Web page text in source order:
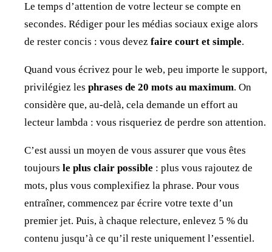
Le temps d’attention de votre lecteur se compte en
secondes. Rédiger pour les médias sociaux exige alors
de rester concis : vous devez faire court et simple.
Quand vous écrivez pour le web, peu importe le support,
privilégiez les phrases de 20 mots au maximum. On
considère que, au-delà, cela demande un effort au
lecteur lambda : vous risqueriez de perdre son attention.
C’est aussi un moyen de vous assurer que vous êtes
toujours le plus clair possible : plus vous rajoutez de
mots, plus vous complexifiez la phrase. Pour vous
entraîner, commencez par écrire votre texte d’un
premier jet. Puis, à chaque relecture, enlevez 5 % du
contenu jusqu’à ce qu’il reste uniquement l’essentiel.